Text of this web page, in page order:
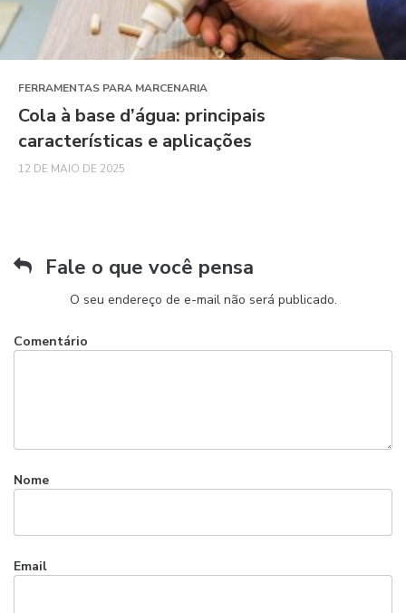
FERRAMENTAS PARA MARCENARIA
Cola à base d’água: principais
características e aplicações
12 DE MAIO DE 2025
Fale o que você pensa
O seu endereço de e-mail não será publicado.
Nome
Email
Comentário